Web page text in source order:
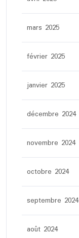
mars 2025
février 2025
janvier 2025
décembre 2024
novembre 2024
octobre 2024
septembre 2024
août 2024